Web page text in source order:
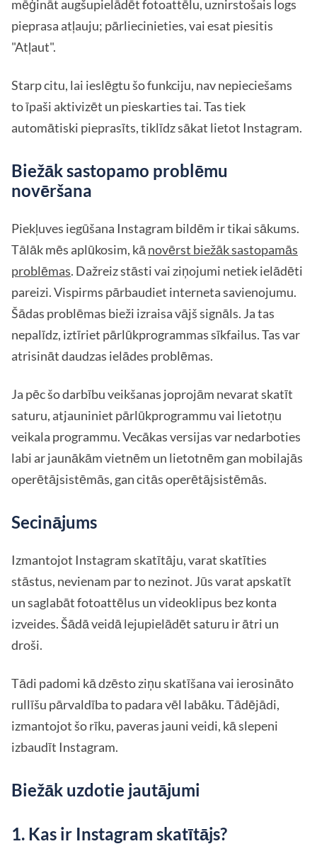
mēģināt augšupielādēt fotoattēlu, uznirstošais logs
pieprasa atļauju; pārliecinieties, vai esat piesitis
"Atļaut".
Starp citu, lai ieslēgtu šo funkciju, nav nepieciešams
to īpaši aktivizēt un pieskarties tai. Tas tiek
automātiski pieprasīts, tiklīdz sākat lietot Instagram.
Biežāk sastopamo problēmu
novēršana
Piekļuves iegūšana Instagram bildēm ir tikai sākums.
Tālāk mēs aplūkosim, kā novērst biežāk sastopamās
problēmas. Dažreiz stāsti vai ziņojumi netiek ielādēti
pareizi. Vispirms pārbaudiet interneta savienojumu.
Šādas problēmas bieži izraisa vājš signāls. Ja tas
nepalīdz, iztīriet pārlūkprogrammas sīkfailus. Tas var
atrisināt daudzas ielādes problēmas.
Ja pēc šo darbību veikšanas joprojām nevarat skatīt
saturu, atjauniniet pārlūkprogrammu vai lietotņu
veikala programmu. Vecākas versijas var nedarboties
labi ar jaunākām vietnēm un lietotnēm gan mobilajās
operētājsistēmās, gan citās operētājsistēmās.
Secinājums
Izmantojot Instagram skatītāju, varat skatīties
stāstus, nevienam par to nezinot. Jūs varat apskatīt
un saglabāt fotoattēlus un videoklipus bez konta
izveides. Šādā veidā lejupielādēt saturu ir ātri un
droši.
Tādi padomi kā dzēsto ziņu skatīšana vai ierosināto
rullīšu pārvaldība to padara vēl labāku. Tādējādi,
izmantojot šo rīku, paveras jauni veidi, kā slepeni
izbaudīt Instagram.
Biežāk uzdotie jautājumi
1. Kas ir Instagram skatītājs?